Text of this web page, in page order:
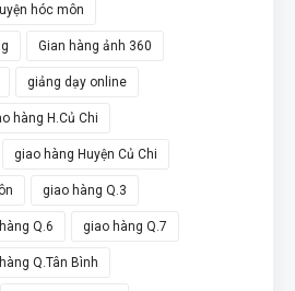
hóc môn
Gian hàng ảnh 360
giảng dạy online
hàng H.Củ Chi
giao hàng Huyện Củ Chi
giao hàng Q.3
Q.6 giao hàng Q.7
Q.Tân Bình